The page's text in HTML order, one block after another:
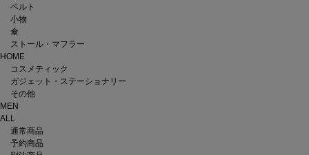
ベルト
小物
傘
ストール・マフラー
HOME
コスメティック
ガジェット・ステーショナリー
その他
MEN
ALL
通常商品
予約商品